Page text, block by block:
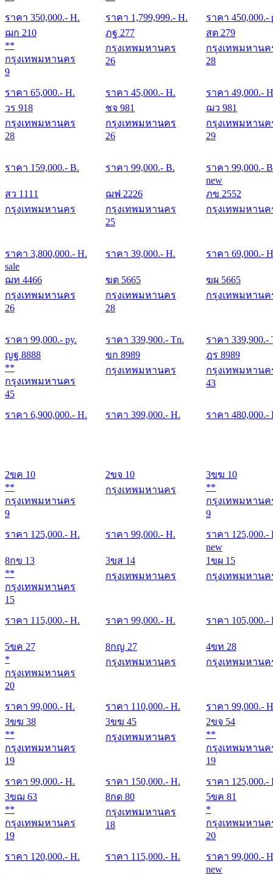
ราคา 350,000.- H.
ราคา 1,799,999.- H. ราคา 450,000.-
ฌก 210
**
กรุงเทพมหานคร
9
ราคา 65,000.- H.
ภฐ 277
กรุงเทพมหานคร
26
ราคา 45,000.- H.
สต 279
กรุงเทพมหานค
28
ราคา 49,000.-
วร 918
กรุงเทพมหานคร
28
ราคา 159,000.- B.
ชจ 981
กรุงเทพมหานคร
26
ราคา 99,000.- B.
ฌว 981
กรุงเทพมหานค
29
ราคา 99,000.-
สว 1111
กรุงเทพมหานคร
ราคา 3,800,000.- H.
ฌฟ 2226
กรุงเทพมหานคร
25
ราคา 39,000.- H.
new
ภข 2552
กรุงเทพมหานค
ราคา 69,000.-
sale
ฌท 4466
กรุงเทพมหานคร
26
ราคา 99,000.- py.
ฆต 5665
กรุงเทพมหานคร
28
ราคา 339,900.- Tn.
ฆผ 5665
กรุงเทพมหานค
ราคา 339,900.-
ญฐ 8888
**
กรุงเทพมหานคร
45
ราคา 6,900,000.- H.
ขก 8989
กรุงเทพมหานคร
ราคา 399,000.- H.
ฎร 8989
กรุงเทพมหานค
43
ราคา 480,000.-
2ขค 10
**
กรุงเทพมหานคร
9
ราคา 125,000.- H.
2ขจ 10
กรุงเทพมหานคร
ราคา 99,000.- H.
3ขฆ 10
**
กรุงเทพมหานค
9
ราคา 125,000.-
8กข 13
**
กรุงเทพมหานคร
15
ราคา 115,000.- H.
3ขส 14
กรุงเทพมหานคร
ราคา 99,000.- H.
new
1ขผ 15
กรุงเทพมหานค
ราคา 105,000.-
5ขค 27
*
กรุงเทพมหานคร
20
ราคา 99,000.- H.
8กญ 27
กรุงเทพมหานคร
ราคา 110,000.- H.
4ขท 28
กรุงเทพมหานค
ราคา 99,000.-
3ขฆ 38
**
กรุงเทพมหานคร
19
ราคา 99,000.- H.
3ขฆ 45
กรุงเทพมหานคร
ราคา 150,000.- H.
2ขจ 54
**
กรุงเทพมหานค
19
ราคา 125,000.-
3ขฌ 63
**
กรุงเทพมหานคร
19
ราคา 120,000.- H.
8กด 80
กรุงเทพมหานคร
18
ราคา 115,000.- H.
5ขค 81
*
กรุงเทพมหานค
20
ราคา 99,000.-
new